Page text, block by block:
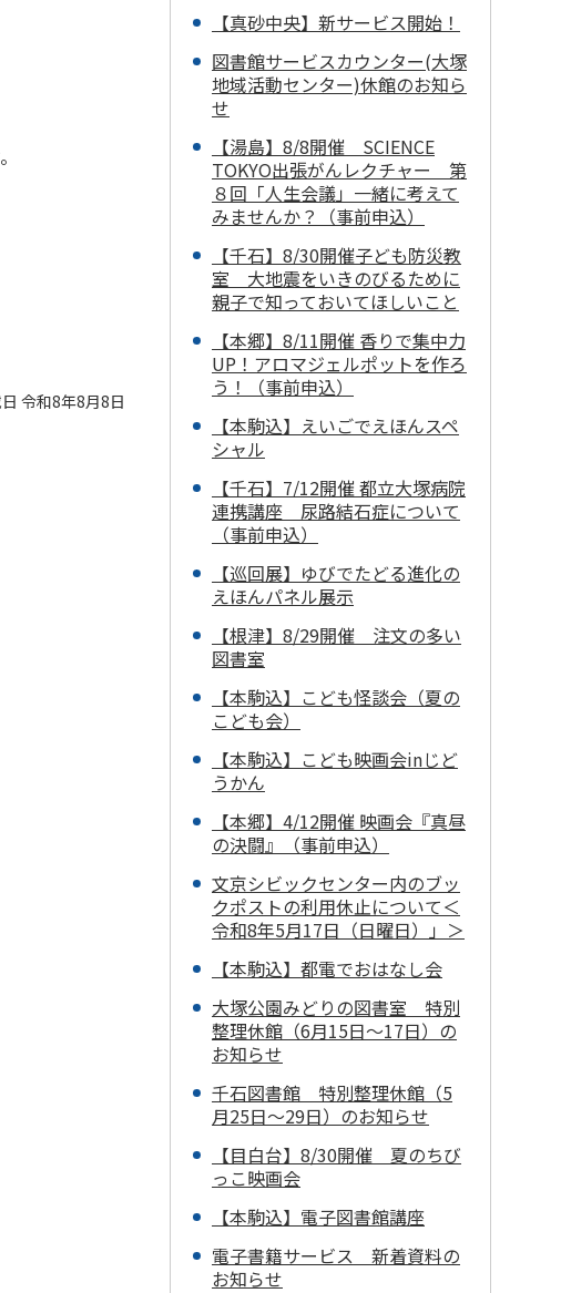
令和8年8月8日
【真砂中央】新サービス開始！
図書館サービスカウンター(大塚
地域活動センター)休館のお知ら
せ
【湯島】8/8開催 SCIENCE
TOKYO出張がんレクチャー 第
８回「人生会議」一緒に考えて
みませんか？（事前申込）
【千石】8/30開催子ども防災教
室 大地震をいきのびるために
親子で知っておいてほしいこと
【本郷】8/11開催 香りで集中力
UP！アロマジェルポットを作ろ
う！（事前申込）
【本駒込】えいごでえほんスペ
シャル
【千石】7/12開催 都立大塚病院
連携講座 尿路結石症について
（事前申込）
【巡回展】ゆびでたどる進化の
えほんパネル展示
【根津】8/29開催 注文の多い
図書室
【本駒込】こども怪談会（夏の
こども会）
【本駒込】こども映画会inじど
うかん
【本郷】4/12開催 映画会『真昼
の決闘』（事前申込）
文京シビックセンター内のブッ
クポストの利用休止について＜
令和8年5月17日（日曜日）」＞
【本駒込】都電でおはなし会
大塚公園みどりの図書室 特別
整理休館（6月15日～17日）の
お知らせ
千石図書館 特別整理休館（5
月25日～29日）のお知らせ
【目白台】8/30開催 夏のちび
っこ映画会
【本駒込】電子図書館講座
電子書籍サービス 新着資料の
お知らせ